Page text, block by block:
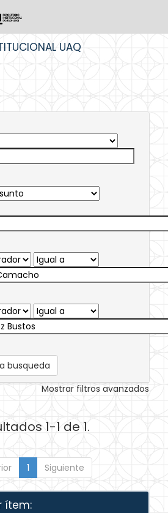
UAQ
busqueda
Mostrar filtros avanzados
1-1 de 1.
1 Siguiente
ítem: